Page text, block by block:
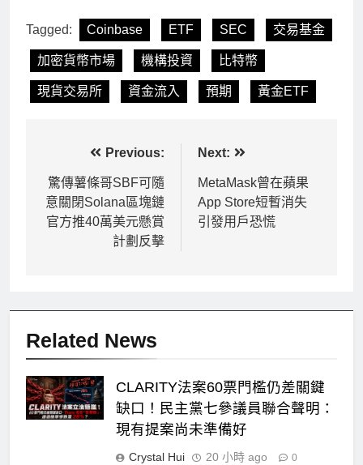
Tagged: Coinbase ETF SEC 交易基金
加密貨幣市場 機構投資 比特幣
現貨交易所 資金流入 預期 黃金ETF
章
導
Previous:
驚傳薯條哥SBF可隨
意關閉Solana區塊鏈
官方推40萬美元懸賞
計劃反擊
Next:
MetaMask曾在蘋果
App Store短暫消失
引發用戶恐慌
Related News
CLARITY法案60票門檻仍差關鍵
缺口！民主黨七參議員聯合聲明：
現有提案尚未準備好
Crystal Hui 20 小時 ago 0